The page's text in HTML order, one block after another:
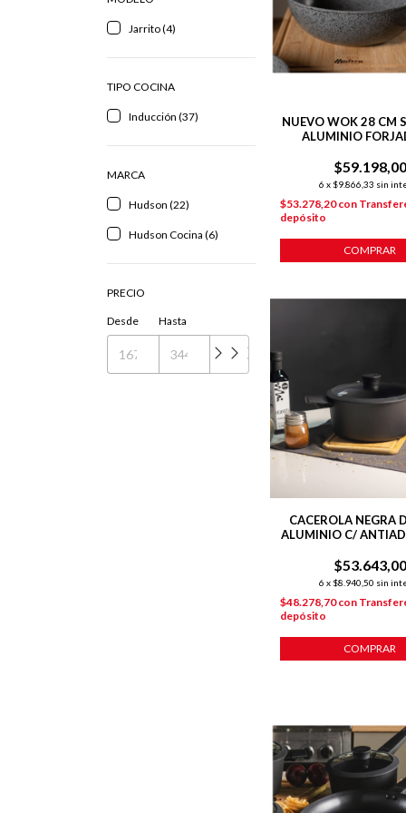
Jarrito (4)
TIPO COCINA
Inducción (37)
MARCA
Hudson (22)
Hudson Cocina (6)
PRECIO
Desde Hasta
NUEVO WOK 28 CM
ALUMINIO
INDUCCIÓN
$59.198,00
6 x $9.866,33 sin
$53.278,20con
depósito
COMPRAR
CACEROLA NEGRA
ALUMINIO C/
$53.643,00
6 x $8.940,50 sin
$48.278,70con
depósito
COMPRAR